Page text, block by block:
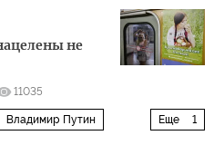
не
11035
Еще 1
Владимир Путин